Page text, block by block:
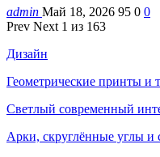
admin Май 18, 2026 95 0 0
Prev Next 1 из 163
Дизайн
Геометрические принты и
Светлый современный
Арки, скруглённые углы